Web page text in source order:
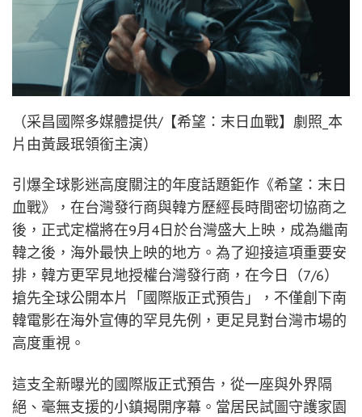
（采昌國際多媒體提供/【希望：末日血戰】劇照_本
片由黃晸珉領銜主演）
引爆全球影迷高度關注的年度話題鉅作《希望：末日
血戰》，在台灣發行商與韓方歷經長時間密切協商之
後，正式定檔將在9月4日於台灣盛大上映，成為繼南
韓之後，海外最快上映的地方。為了迎接這項重要安
排，韓方更罕見地授權台灣發行商，在今日（7/6）
搶先全球公開本片「國際版正式預告」，不僅創下南
韓電影在海外宣傳的罕見先例，更足見對台灣市場的
高度重視。
這支全新曝光的國際版正式預告，從一座與外界隔
絕、毫無支援的小鎮揭開序幕。當居民試圖守護家園